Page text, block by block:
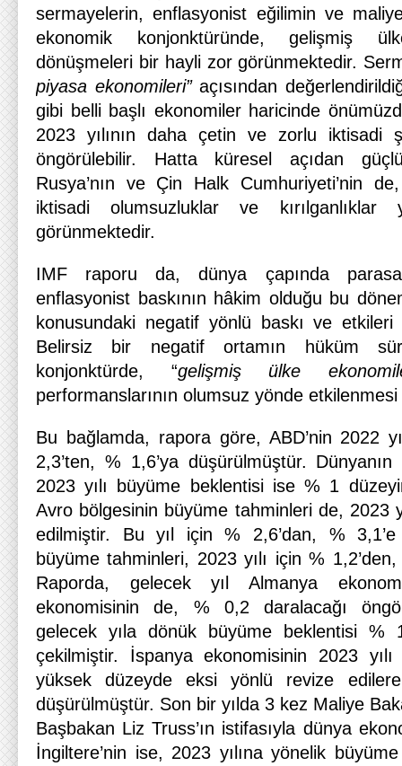
sermayelerin, enflasyonist eğilimin ve
ekonomik konjonktüründe, gelişmiş
dönüşmeleri bir hayli zor görünmektedir.
piyasa ekonomileri”açısından
gibi belli başlı ekonomiler haricinde
2023 yılının daha çetin ve zorlu iktisadi
öngörülebilir. Hatta küresel açıdan
Rusya’nın ve Çin Halk Cumhuriyeti’nin
iktisadi olumsuzluklar ve kırılganlıklar
görünmektedir.
IMF raporu da, dünya çapında
enflasyonist baskının hâkim olduğu bu
konusundaki negatif yönlü baskı ve
Belirsiz bir negatif ortamın hüküm
konjonktürde, “gelişmiş ülke
performanslarının olumsuz yönde
Bu bağlamda, rapora göre, ABD’nin 2022
2,3’ten, % 1,6’ya düşürülmüştür.
2023 yılı büyüme beklentisi ise % 1
Avro bölgesinin büyüme tahminleri de, 2023
edilmiştir. Bu yıl için % 2,6’dan, % 3,1’e
büyüme tahminleri, 2023 yılı için %
Raporda, gelecek yıl Almanya
ekonomisinin de, % 0,2 daralacağı
gelecek yıla dönük büyüme beklentisi %
çekilmiştir. İspanya ekonomisinin 2023
yüksek düzeyde eksi yönlü revize
düşürülmüştür. Son bir yılda 3 kez Maliye
Başbakan Liz Truss’ın istifasıyla dünya
İngiltere’nin ise, 2023 yılına yönelik